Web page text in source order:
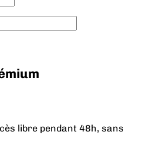
libre pendant 48h, sans